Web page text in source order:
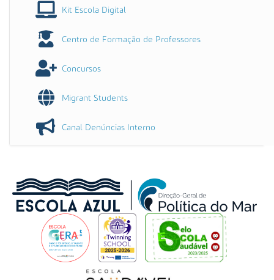
Kit Escola Digital
Centro de Formação de Professores
Concursos
Migrant Students
Canal Denúncias Interno